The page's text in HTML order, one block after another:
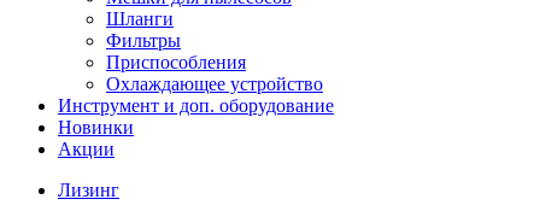
Шланги
Фильтры
Приспособления
Охлаждающее устройство
Инструмент и доп. оборудование
Новинки
Акции
Лизинг